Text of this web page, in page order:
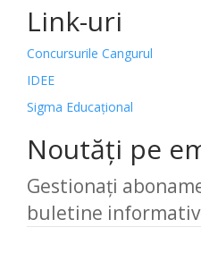
Link-uri
Concursurile Cangurul
IDEE
Sigma Educațional
Noutăți pe
Gestionați
buletine